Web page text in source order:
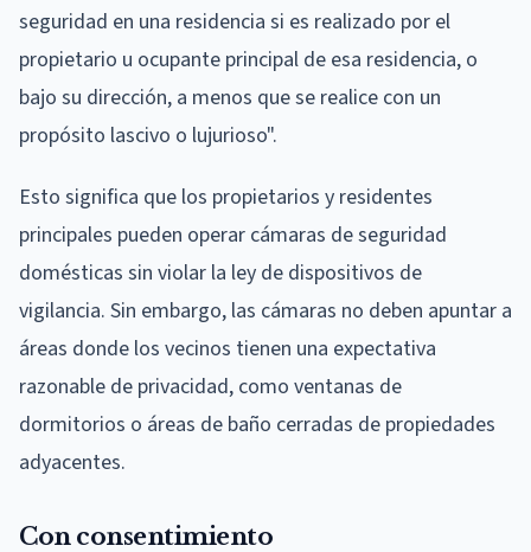
seguridad en una residencia si es realizado por el
propietario u ocupante principal de esa residencia, o
bajo su dirección, a menos que se realice con un
propósito lascivo o lujurioso".
Esto significa que los propietarios y residentes
principales pueden operar cámaras de seguridad
domésticas sin violar la ley de dispositivos de
vigilancia. Sin embargo, las cámaras no deben apuntar a
áreas donde los vecinos tienen una expectativa
razonable de privacidad, como ventanas de
dormitorios o áreas de baño cerradas de propiedades
adyacentes.
Con consentimiento